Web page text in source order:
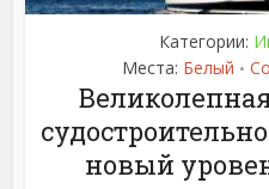
Категории:
Места: Белый •
новый